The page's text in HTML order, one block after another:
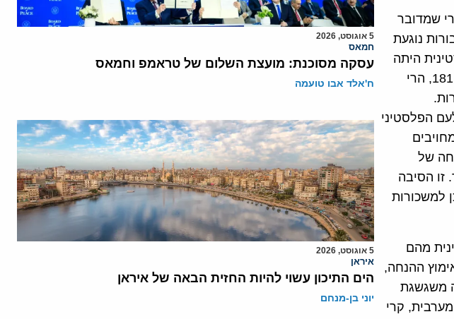
שמדובר
נוגעת
היתה
הקמת מדינת לאום לעם הפלסטיני לצד מדינת הלאום של העם היהודי, כפי שהציעה החלטה 181, הרי
הפלסטיני
של
זו הסיבה
למשכורות
מהם
ההנחה,
משגשגת
קרי
5 אוגוסט, 2026
חמאס
עסקה מסוכנת: מועצת השלום של טראמפ וחמאס
ח'אלד אבו טועמה
5 אוגוסט, 2026
איראן
הים התיכון עשוי להיות החזית הבאה של איראן
יוני בן-מנחם